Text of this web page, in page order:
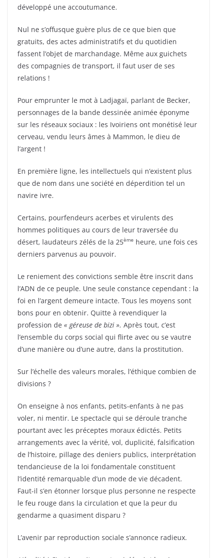
développé une accoutumance.
Nul ne s’offusque guère plus de ce que bien que
gratuits, des actes administratifs et du quotidien
fassent l’objet de marchandage. Même aux guichets
des compagnies de transport, il faut user de ses
relations !
Pour emprunter le mot à Ladjagaï, parlant de Becker,
personnages de la bande dessinée animée éponyme
sur les réseaux sociaux : les Ivoiriens ont monétisé leur
cerveau, vendu leurs âmes à Mammon, le dieu de
l’argent !
En première ligne, les intellectuels qui n’existent plus
que de nom dans une société en déperdition tel un
navire ivre.
Certains, pourfendeurs acerbes et virulents des
hommes politiques au cours de leur traversée du
désert, laudateurs zélés de la 25ème heure, une fois ces
derniers parvenus au pouvoir.
Le reniement des convictions semble être inscrit dans
l’ADN de ce peuple. Une seule constance cependant : la
foi en l’argent demeure intacte. Tous les moyens sont
bons pour en obtenir. Quitte à revendiquer la
profession de « géreuse de bizi ». Après tout, c’est
l’ensemble du corps social qui flirte avec ou se vautre
d’une manière ou d’une autre, dans la prostitution.
Sur l’échelle des valeurs morales, l’éthique combien de
divisions ?
On enseigne à nos enfants, petits-enfants à ne pas
voler, ni mentir. Le spectacle qui se déroule tranche
pourtant avec les préceptes moraux édictés. Petits
arrangements avec la vérité, vol, duplicité, falsification
de l’histoire, pillage des deniers publics, interprétation
tendancieuse de la loi fondamentale constituent
l’identité remarquable d’un mode de vie décadent.
Faut-il s’en étonner lorsque plus personne ne respecte
le feu rouge dans la circulation et que la peur du
gendarme a quasiment disparu ?
L’avenir par reproduction sociale s’annonce radieux.